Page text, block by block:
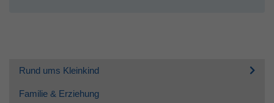
Rund ums Kleinkind
Familie & Erziehung